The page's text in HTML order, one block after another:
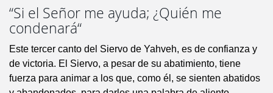
“Si el Señor me ayuda; ¿Quién me
condenará“
Este tercer canto del Siervo de Yahveh, es de confianza y
de victoria. El Siervo, a pesar de su abatimiento, tiene
fuerza para animar a los que, como él, se sienten abatidos